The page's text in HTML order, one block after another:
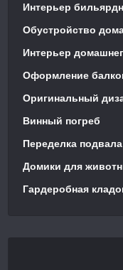
Интерьер
Обустройство
Интерьер
Оформление
Оригинальный
Винный погреб
Переделка подвала
Домики для
Гардеробная